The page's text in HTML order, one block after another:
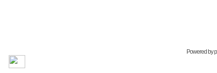
Powered by